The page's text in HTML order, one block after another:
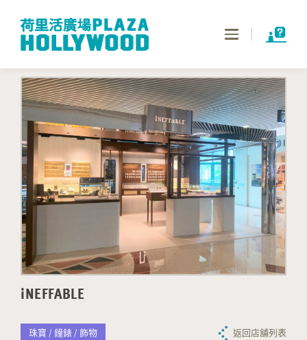
Toggle
iNEFFABLE
珠寶 / 鐘錶 / 飾物 返回店舖列表